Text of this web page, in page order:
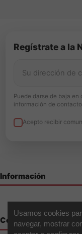
Regístrate a la
Puede darse de baja
información de
Acepto recibir
Información
Contáctenos
Usamos cookies
navegar, mostrar